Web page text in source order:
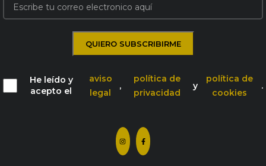
He leído y
acepto el
aviso
legal
,
política de
privacidad
y
política de
cookies
.